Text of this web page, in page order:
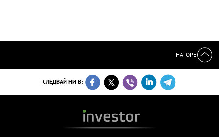
НАГОРЕ
СЛЕДВАЙ НИ В: